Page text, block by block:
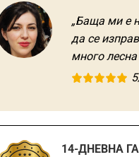
„Баща ми е
да се
много лесна
14-ДНЕВНА